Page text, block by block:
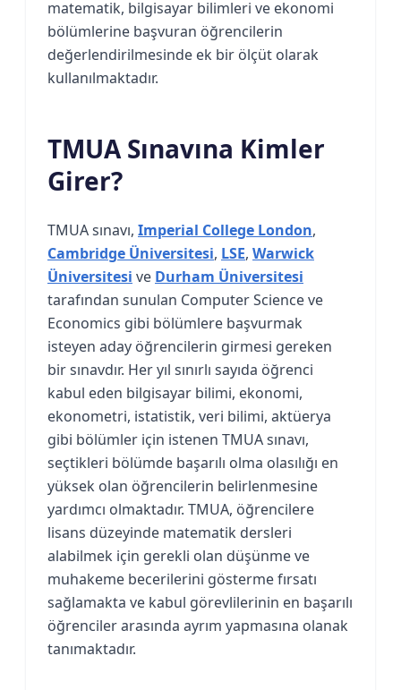
matematik, bilgisayar bilimleri ve ekonomi
bölümlerine başvuran öğrencilerin
değerlendirilmesinde ek bir ölçüt olarak
kullanılmaktadır.
TMUA Sınavına Kimler
Girer?
TMUA sınavı, Imperial College London,
Cambridge Üniversitesi, LSE, Warwick
Üniversitesi ve Durham Üniversitesi
tarafından sunulan Computer Science ve
Economics gibi bölümlere başvurmak
isteyen aday öğrencilerin girmesi gereken
bir sınavdır. Her yıl sınırlı sayıda öğrenci
kabul eden bilgisayar bilimi, ekonomi,
ekonometri, istatistik, veri bilimi, aktüerya
gibi bölümler için istenen TMUA sınavı,
seçtikleri bölümde başarılı olma olasılığı en
yüksek olan öğrencilerin belirlenmesine
yardımcı olmaktadır. TMUA, öğrencilere
lisans düzeyinde matematik dersleri
alabilmek için gerekli olan düşünme ve
muhakeme becerilerini gösterme fırsatı
sağlamakta ve kabul görevlilerinin en başarılı
öğrenciler arasında ayrım yapmasına olanak
tanımaktadır.